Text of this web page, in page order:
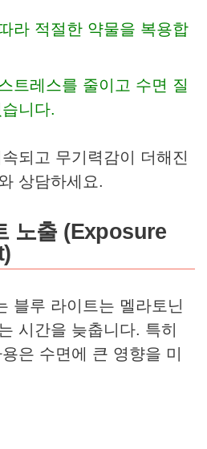
라 적절한 약물을 복용합
트레스를 줄이고 수면 질
니다.
되고 무기력감이 더해진
상담하세요.
노출 (Exposure
블루 라이트는 멜라토닌
시간을 늦춥니다. 특히
은 수면에 큰 영향을 미